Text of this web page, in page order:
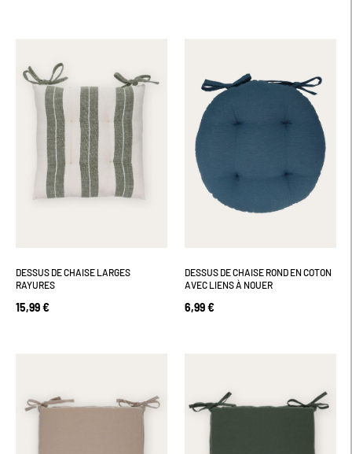
DESSUS DE CHAISE LARGES
RAYURES
15,99 €
DESSUS DE CHAISE ROND EN COTON
AVEC LIENS À NOUER
6,99 €